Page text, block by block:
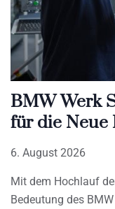
BMW Werk
für die Neue
6. August 2026
Mit dem Hochlauf
Bedeutung des